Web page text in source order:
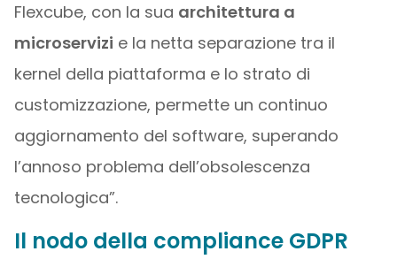
Flexcube, con la sua architettura a
microservizi e la netta separazione tra il
kernel della piattaforma e lo strato di
customizzazione, permette un continuo
aggiornamento del software, superando
l’annoso problema dell’obsolescenza
tecnologica”.
Il nodo della compliance GDPR